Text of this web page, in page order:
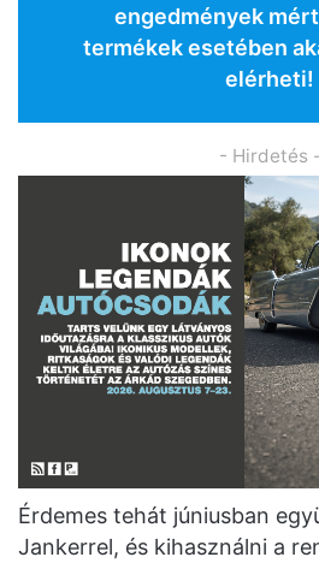
engedmények
termékek esetében
elérheti!
- Hirdetés -
Érdemes tehát júniusban
Jankerrel, és kihasználni a